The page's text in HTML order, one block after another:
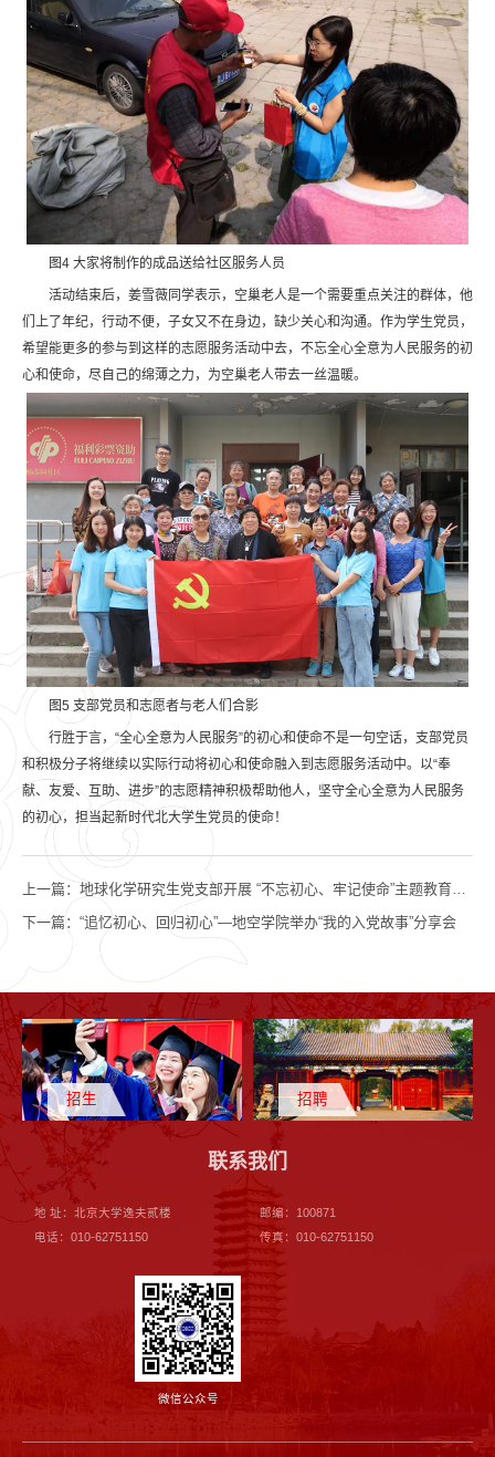
图4 大家将制作的成品送给社区服务人员
活动结束后，姜雪薇同学表示，空巢老人是一个需要重点关注的群体，他
们上了年纪，行动不便，子女又不在身边，缺少关心和沟通。作为学生党员，
希望能更多的参与到这样的志愿服务活动中去，不忘全心全意为人民服务的初
心和使命，尽自己的绵薄之力，为空巢老人带去一丝温暖。
图5 支部党员和志愿者与老人们合影
行胜于言，“全心全意为人民服务”的初心和使命不是一句空话，支部党员
和积极分子将继续以实际行动将初心和使命融入到志愿服务活动中。以“奉
献、友爱、互助、进步”的志愿精神积极帮助他人，坚守全心全意为人民服务
的初心，担当起新时代北大学生党员的使命！
上一篇： 地球化学研究生党支部开展 “不忘初心、牢记使命”主题教育活动
下一篇： “追忆初心、回归初心”—地空学院举办“我的入党故事”分享会
招生 招聘
联系我们
地 址：北京大学逸夫贰楼
邮编：100871
电话：010-62751150
传真：010-62751150
微信公众号